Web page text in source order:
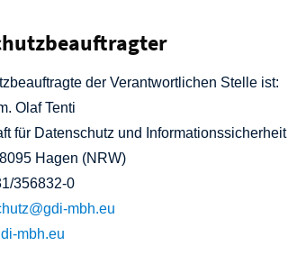
der Verantwortlichen Stelle ist:
Olaf Tenti
für Datenschutz und Informationssicherheit
Hagen (NRW)
356832-0
@gdi-mbh.eu
mbh.eu